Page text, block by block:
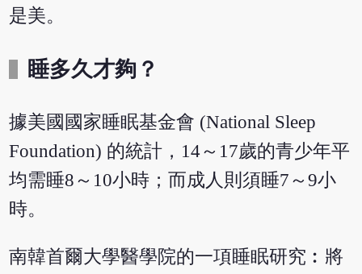
是美。
睡多久才夠？
據美國國家睡眠基金會 (National Sleep
Foundation) 的統計，14～17歲的青少年平
均需睡8～10小時；而成人則須睡7～9小
時。
南韓首爾大學醫學院的一項睡眠研究︰將